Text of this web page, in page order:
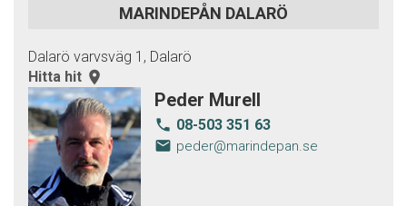
MARINDEPÅN DALARÖ
Dalarö varvsväg 1, Dalarö
Hitta hit room
Peder Murell
local_phone 08-503 351 63
email peder@marindepan.se